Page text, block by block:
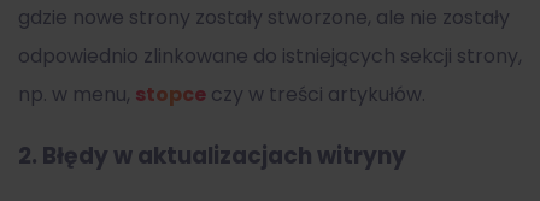
gdzie nowe strony zostały stworzone, ale nie zostały
odpowiednio zlinkowane do istniejących sekcji strony,
np. w menu, stopce czy w treści artykułów.
2. Błędy w aktualizacjach witryny